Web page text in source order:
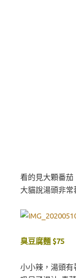
看的見大顆番
大貓說湯頭非
臭豆腐麵 $75
小小辣，湯頭